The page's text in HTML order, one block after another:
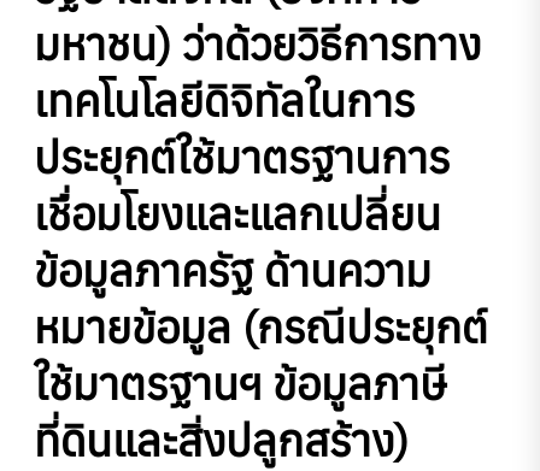
มหาชน) ว่าด้วยวิธีการทาง
เทคโนโลยีดิจิทัลในการ
ประยุกต์ใช้มาตรฐานการ
เชื่อมโยงและแลกเปลี่ยน
ข้อมูลภาครัฐ ด้านความ
หมายข้อมูล (กรณีประยุกต์
ใช้มาตรฐานฯ ข้อมูลภาษี
ที่ดินและสิ่งปลูกสร้าง)